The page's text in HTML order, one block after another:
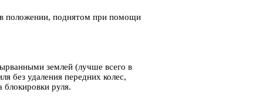
положении, поднятом при помощи
землей (лучше всего в
без удаления передних колес,
блокировки руля.